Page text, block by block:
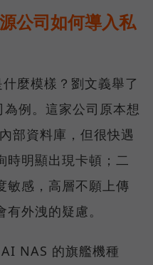
公司如何導入私
麼模樣？劉文義舉了
例。這家公司原本想
部資料庫，但很快遇
時明顯出現卡頓；二
敏感，高層不願上傳
外洩的疑慮。
NAS 的旗艦機種